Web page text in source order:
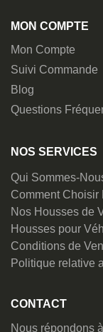
MON COMPTE
Mon Compte
Suivi Commande
Blog
Questions
NOS SERVICES
Qui Sommes-
Comment Choisir
Nos Housses de
Housses pour
Conditions de
Politique relative
CONTACT
Nous répondons